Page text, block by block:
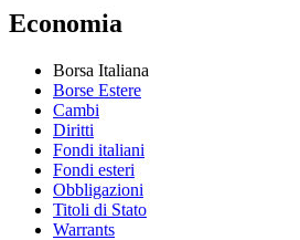
Economia
Borsa Italiana
Borse Estere
Cambi
Diritti
Fondi italiani
Fondi esteri
Obbligazioni
Titoli di Stato
Warrants